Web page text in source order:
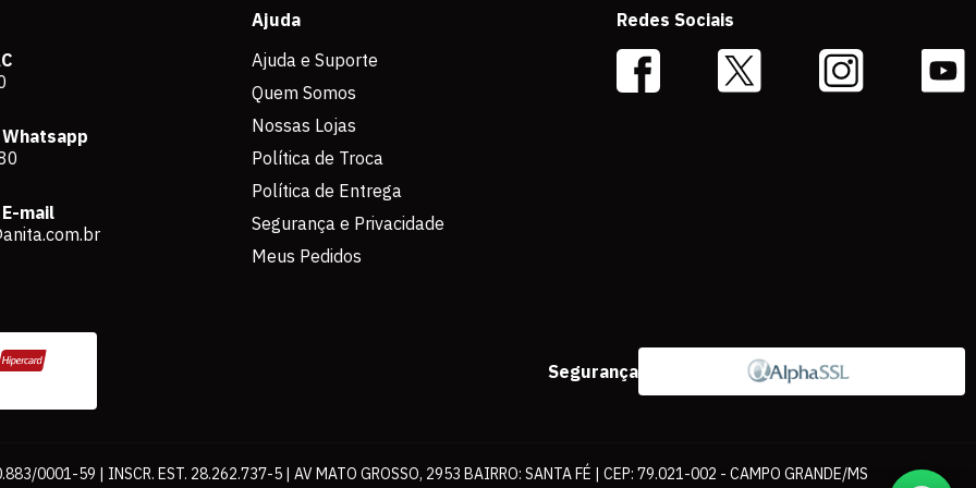
mail
Ajuda
Ajuda e Suporte
Quem Somos
Nossas Lojas
Política de Troca
Política de Entrega
Segurança e Privacidade
Meus Pedidos
Redes Sociais
Segurança
0001-59 | INSCR. EST. 28.262.737-5 | AV MATO GROSSO, 2953 BAIRRO: SANTA FÉ | CEP: 79.021-002 - CAMPO GRANDE/MS